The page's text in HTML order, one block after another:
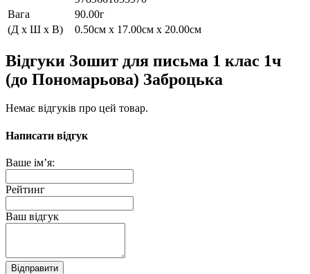
Вага
90.00г
(Д x Ш x В)
0.50см x 17.00см x 20.00см
Відгуки Зошит для письма 1 клас 1ч
(до Пономарьова) Заброцька
Немає відгуків про цей товар.
Написати відгук
Ваше ім’я:
Рейтинг
Ваш відгук
Відправити